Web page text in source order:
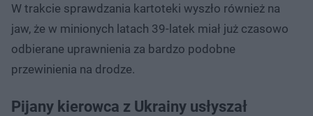
W trakcie sprawdzania kartoteki wyszło również na
jaw, że w minionych latach 39-latek miał już czasowo
odbierane uprawnienia za bardzo podobne
przewinienia na drodze.
Pijany kierowca z Ukrainy usłyszał